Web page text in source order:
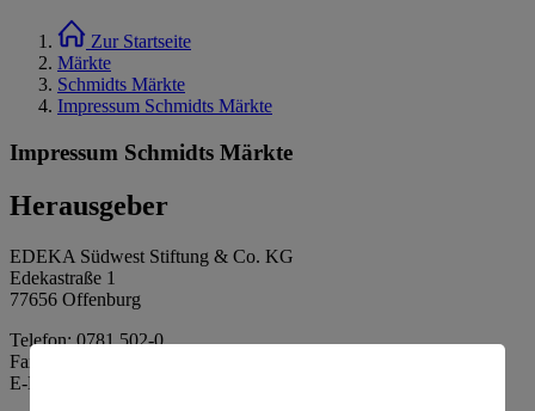
Zur Startseite
Märkte
Schmidts Märkte
Impressum Schmidts Märkte
Impressum Schmidts Märkte
Herausgeber
EDEKA Südwest Stiftung & Co. KG
Edekastraße 1
77656 Offenburg
Telefon: 0781 502-0
Fax: 0781 502-6180
E-Mail: kundenservice@edeka-suedwest.de